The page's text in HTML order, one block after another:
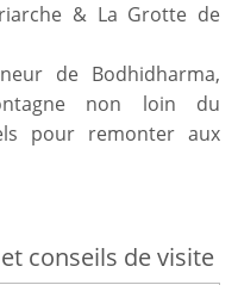
& La Grotte de
de Bodhidharma,
non loin du
pour remonter aux
conseils de visite